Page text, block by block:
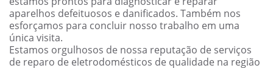
aparelhos defeituosos e danificados. Também nos
esforçamos para concluir nosso trabalho em uma
única visita.
Estamos orgulhosos de nossa reputação de serviços
de reparo de eletrodomésticos de qualidade na região